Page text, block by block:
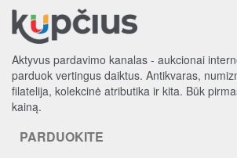
Aktyvus pardavimo kanalas - aukcionai
parduok vertingus daiktus. Antikvaras,
filatelija, kolekcinė atributika ir kita. Būk
kainą.
PARDUOKITE